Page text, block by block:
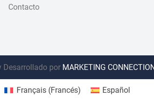
Contacto
por MARKETING
Français(Francés) Español